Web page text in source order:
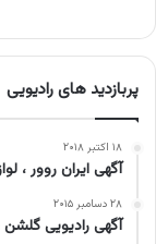
پربازدید های رادیویی
۱۸ اکتبر ۲۰۱۸
آگهی ایران روور ،
۲۸ دسامبر ۲۰۱۵
آگهی رادیویی گلشن